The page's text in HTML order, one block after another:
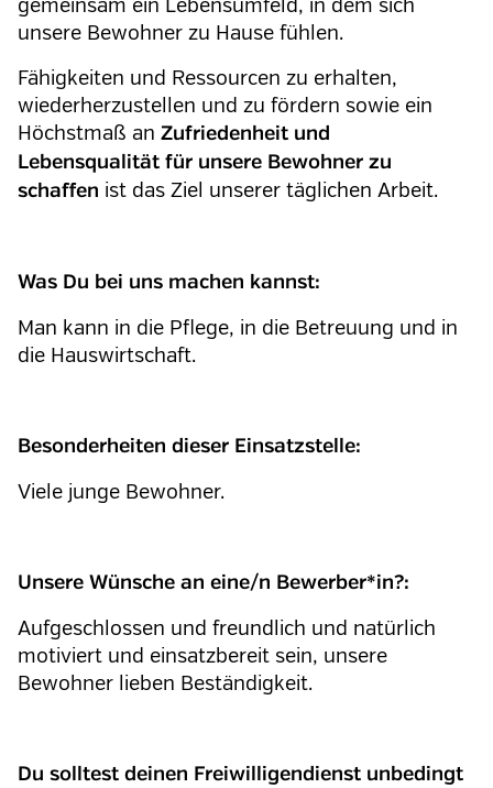
gemeinsam ein Lebensumfeld, in dem sich
unsere Bewohner zu Hause fühlen.
Fähigkeiten und Ressourcen zu erhalten,
wiederherzustellen und zu fördern sowie ein
Höchstmaß an Zufriedenheit und
Lebensqualität für unsere Bewohner zu
schaffen ist das Ziel unserer täglichen Arbeit.
Was Du bei uns machen kannst:
Man kann in die Pflege, in die Betreuung und in
die Hauswirtschaft.
Besonderheiten dieser Einsatzstelle:
Viele junge Bewohner.
Unsere Wünsche an eine/n Bewerber*in?:
Aufgeschlossen und freundlich und natürlich
motiviert und einsatzbereit sein, unsere
Bewohner lieben Beständigkeit.
Du solltest deinen Freiwilligendienst unbedingt